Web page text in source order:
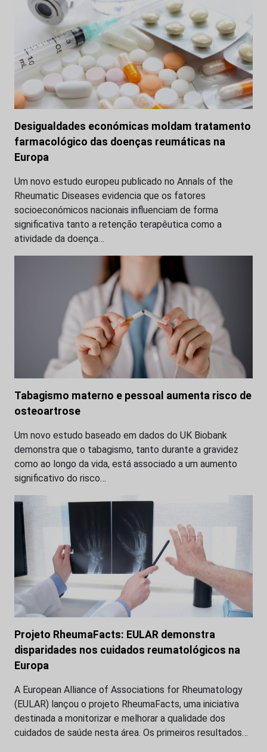
Desigualdades económicas moldam tratamento
farmacológico das doenças reumáticas na
Europa
Um novo estudo europeu publicado no Annals of the
Rheumatic Diseases evidencia que os fatores
socioeconómicos nacionais influenciam de forma
significativa tanto a retenção terapêutica como a
atividade da doença…
Tabagismo materno e pessoal aumenta risco de
osteoartrose
Um novo estudo baseado em dados do UK Biobank
demonstra que o tabagismo, tanto durante a gravidez
como ao longo da vida, está associado a um aumento
significativo do risco…
Projeto RheumaFacts: EULAR demonstra
disparidades nos cuidados reumatológicos na
Europa
A European Alliance of Associations for Rheumatology
(EULAR) lançou o projeto RheumaFacts, uma iniciativa
destinada a monitorizar e melhorar a qualidade dos
cuidados de saúde nesta área. Os primeiros resultados…